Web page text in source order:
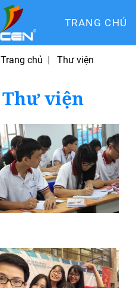
TRANG CHỦ
Trang chủ Thư viện
Thư viện